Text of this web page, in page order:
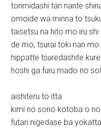
torimidashi tari nante
omoide wa minna to
taisetsu na hito mo iru shi
de mo, tsurai toki nan
hippatte tsuredashite
hoshi ga furu mado no
aishiteru to itta
kimi no sono kotoba o
futari nigedase ba